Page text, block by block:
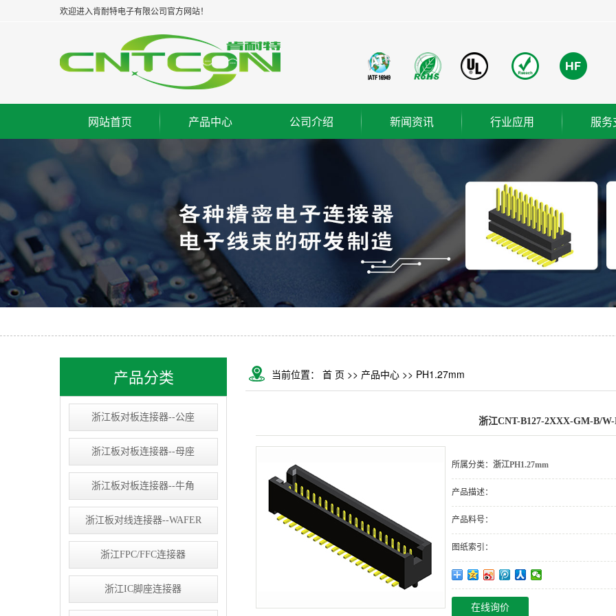
欢迎进入肯耐特电子有限公司官方网站！
网站首页
产品中心
浙江板对板连接器--公座
浙江板对板连接器--牛角
浙江板对线连接器--WAFER
浙江FPC/FFC连接器
浙江IC脚座连接器
浙江USB&RJ连接器
浙江IC socket
浙江线束类
浙江D-SUB连接器
公司介绍
经营理念
组织架构
荣誉资质
新闻资讯
公司新闻
技术知识
行业应用
成功案例
服
产品分类
浙江板对板连接器--公座
浙江板对板连接器--母座
浙江板对板连接器--牛角
浙江板对线连接器--WAFER
浙江FPC/FFC连接器
浙江IC脚座连接器
当前位置： 首 页 >> 产品中心 >> PH1.27mm
浙江CNT-B127-2XXX-GM-B/
所属分类： 浙江PH1.27mm
产品描述：
产品料号：
图纸索引：
在线询价